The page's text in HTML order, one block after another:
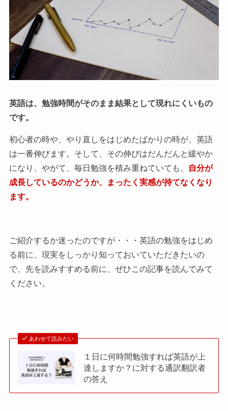
英語は、勉強時間がそのまま結果として現れにくいもの
です。
初心者の時や、やり直しをはじめたばかりの時が、英語
は一番伸びます。そして、その伸びはだんだんと緩やか
になり、やがて、毎日勉強を積み重ねていても、
自分が
成長しているのかどうか、まったく実感が持てなくなり
ます。
ご紹介するか迷ったのですが・・・英語の勉強をはじめ
る前に、現実をしっかり知っておいていただきたいの
で、先を読みすすめる前に、ぜひこの記事を読んでみて
ください。
あわせて読みたい
１日に何時間勉強すれば英語が上
達しますか？に対する通訳翻訳者
の答え